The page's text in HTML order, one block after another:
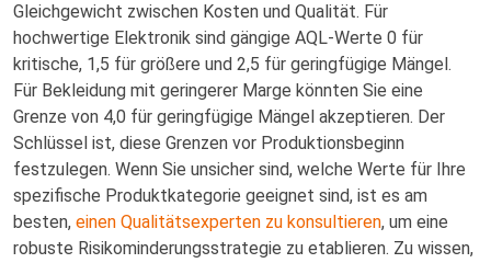
Gleichgewicht zwischen Kosten und Qualität. Für
hochwertige Elektronik sind gängige AQL-Werte 0 für
kritische, 1,5 für größere und 2,5 für geringfügige Mängel.
Für Bekleidung mit geringerer Marge könnten Sie eine
Grenze von 4,0 für geringfügige Mängel akzeptieren. Der
Schlüssel ist, diese Grenzen vor Produktionsbeginn
festzulegen. Wenn Sie unsicher sind, welche Werte für Ihre
spezifische Produktkategorie geeignet sind, ist es am
besten, einen Qualitätsexperten zu konsultieren, um eine
robuste Risikominderungsstrategie zu etablieren. Zu wissen,